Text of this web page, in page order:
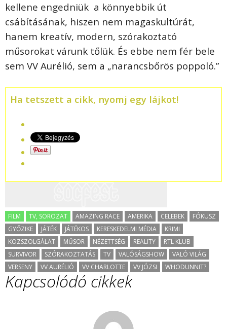
kellene engedniük a könnyebbik út
csábításának, hiszen nem magaskultúrát,
hanem kreatív, modern, szórakoztató
műsorokat várunk tőlük. És ebbe nem fér bele
sem VV Aurélió, sem a „narancsbőrös poppoló.”
Ha tetszett a cikk, nyomj egy lájkot!
FILM TV, SOROZAT AMAZING RACE AMERIKA CELEBEK
FÓKUSZ
GYŐZIKE
JÁTÉK JÁTÉKOS KERESKEDELMI MÉDIA
KRIMI
KÖZSZOLGÁLAT
MŰSOR NÉZETTSÉG REALITY
RTL KLUB
SURVIVOR
SZÓRAKOZTATÁS TV VALÓSÁGSHOW
VALÓ VILÁG
VERSENY
VV AURÉLIÓ VV CHARLOTTE VV JÓZSI WHODUNNIT?
Kapcsolódó cikkek